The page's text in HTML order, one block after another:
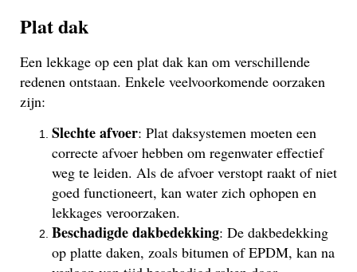
Plat dak
Een lekkage op een plat dak kan om verschillende
redenen ontstaan. Enkele veelvoorkomende oorzaken
zijn:
Slechte afvoer: Plat daksystemen moeten een
correcte afvoer hebben om regenwater effectief
weg te leiden. Als de afvoer verstopt raakt of niet
goed functioneert, kan water zich ophopen en
lekkages veroorzaken.
Beschadigde dakbedekking: De dakbedekking
op platte daken, zoals bitumen of EPDM, kan na